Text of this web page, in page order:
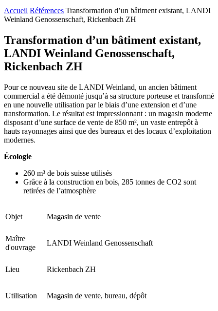
Accueil Références Transformation d’un bâtiment existant, LANDI
Weinland Genossenschaft, Rickenbach ZH
Transformation d’un bâtiment existant,
LANDI Weinland Genossenschaft,
Rickenbach ZH
Pour ce nouveau site de LANDI Weinland, un ancien bâtiment
commercial a été démonté jusqu’à sa structure porteuse et transformé
en une nouvelle utilisation par le biais d’une extension et d’une
transformation. Le résultat est impressionnant : un magasin moderne
disposant d’une surface de vente de 850 m², un vaste entrepôt à
hauts rayonnages ainsi que des bureaux et des locaux d’exploitation
modernes.
Écologie
260 m³ de bois suisse utilisés
Grâce à la construction en bois, 285 tonnes de CO2 sont
retirées de l’atmosphère
Objet Magasin de vente
Maître
d'ouvrage
LANDI Weinland Genossenschaft
Lieu Rickenbach ZH
Utilisation Magasin de vente, bureau, dépôt